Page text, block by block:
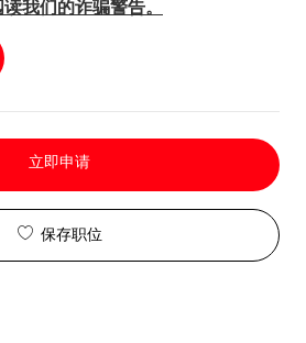
我们的诈骗警告。
立即申请
保存职位